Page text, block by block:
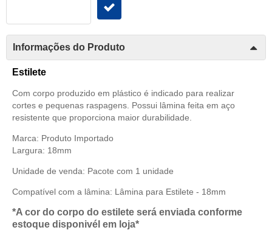
Informações do Produto
Estilete
Com corpo produzido em plástico é indicado para realizar
cortes e pequenas raspagens. Possui lâmina feita em aço
resistente que proporciona maior durabilidade.
Marca: Produto Importado
Largura: 18mm
Unidade de venda: Pacote com 1 unidade
Compatível com a lâmina: Lâmina para Estilete - 18mm
*A cor do corpo do estilete será enviada conforme
estoque disponivél em loja*